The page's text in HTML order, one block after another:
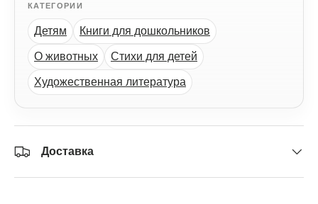
КАТЕГОРИИ
Детям
Книги для дошкольников
О животных
Стихи для детей
Художественная литература
Доставка